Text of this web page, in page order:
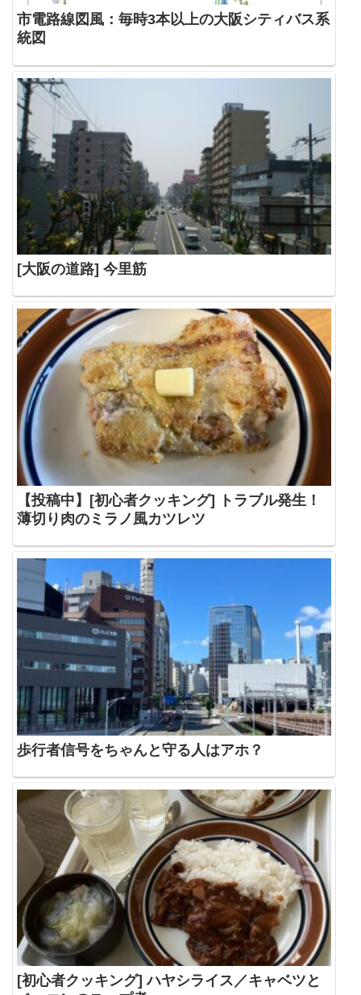
市電路線図風：毎時3本以上の大阪シティバス系
統図
[大阪の道路] 今里筋
【投稿中】[初心者クッキング] トラブル発生！
薄切り肉のミラノ風カツレツ
歩行者信号をちゃんと守る人はアホ？
[初心者クッキング] ハヤシライス／キャベツと